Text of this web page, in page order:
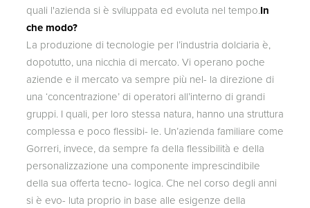
quali l'azienda si è sviluppata ed evoluta nel tempo.In
che modo?
La produzione di tecnologie per l’industria dolciaria è,
dopotutto, una nicchia di mercato. Vi operano poche
aziende e il mercato va sempre più nel- la direzione di
una ‘concentrazione’ di operatori all’interno di grandi
gruppi. I quali, per loro stessa natura, hanno una struttura
complessa e poco flessibi- le. Un’azienda familiare come
Gorreri, invece, da sempre fa della flessibilità e della
personalizzazione una componente imprescindibile
della sua offerta tecno- logica. Che nel corso degli anni
si è evo- luta proprio in base alle esigenze della